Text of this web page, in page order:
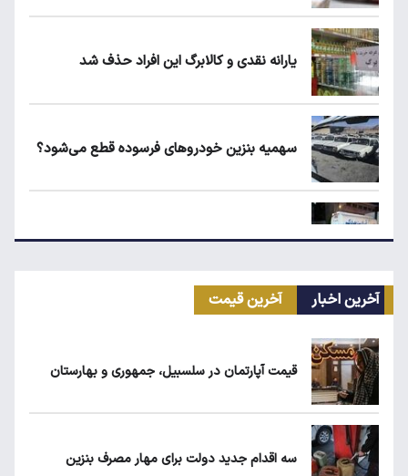
یارانه نقدی و کالابرگ این افراد حذف شد
سهمیه بنزین خودروهای فرسوده قطع می‌شود؟
علت افزایش رقم برخی قبوض آب در تابستان
شرط جدید دریافت یارانه و کالابرگ
آخرین اخبار آخرین قیمت
قیمت آپارتمان در سلسبیل، جمهوری و بهارستان
سه اقدام جدید دولت برای مهار مصرف بنزین